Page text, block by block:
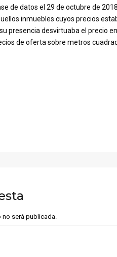
de datos el 29 de octubre de
inmuebles cuyos precios
presencia desvirtuaba el precio
de oferta sobre metros
no será publicada.